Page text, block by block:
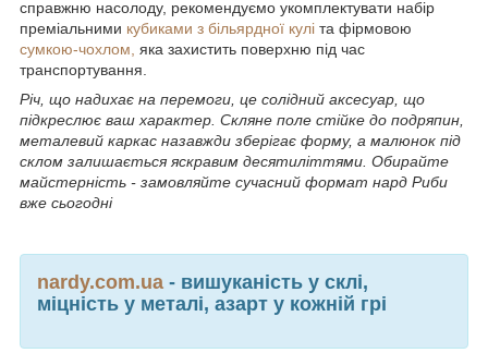
справжню насолоду, рекомендуємо укомплектувати набір
преміальними кубиками з більярдної кулі та фірмовою
сумкою-чохлом, яка захистить поверхню під час
транспортування.
Річ, що надихає на перемоги, це солідний аксесуар, що
підкреслює ваш характер. Скляне поле стійке до подряпин,
металевий каркас назавжди зберігає форму, а малюнок під
склом залишається яскравим десятиліттями. Обирайте
майстерність - замовляйте сучасний формат нард Риби
вже сьогодні
nardy.com.ua - вишуканість у склі,
міцність у металі, азарт у кожній грі